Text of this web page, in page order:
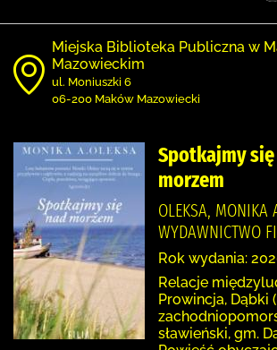
Miejska Biblioteka Publiczna w
Mazowieckim
ul. Moniuszki 6
06-200 Maków Mazowiecki
Spotkajmy
morzem
OLEKSA, MONIKA
WYDAWNICTWO
Rok wydania:
Relacje
Prowincja, Dąbki
sławieński, gm.